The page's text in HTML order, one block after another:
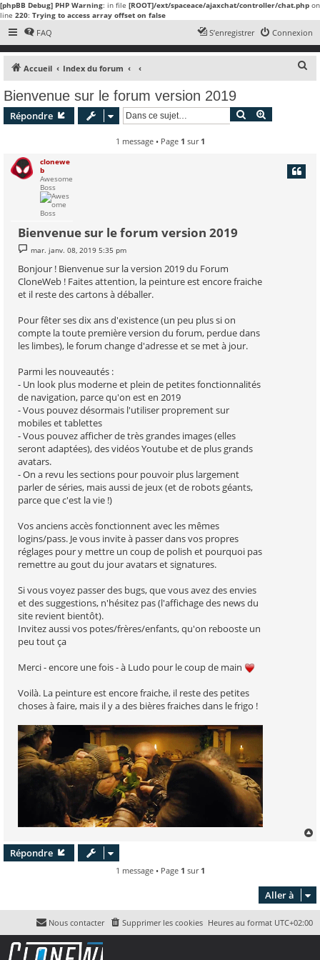
[phpBB Debug] PHP Warning: in file [ROOT]/ext/spaceace/ajaxchat/controller/chat.php on
line 220: Trying to access array offset on false
FAQ Connexion
S’enregistrer
Accueil Index du forum
Bienvenue sur le forum version 2019
Répondre Rechercher
1 message • Page 1 sur 1
clonewe
b
Awesome
Boss
Bienvenue sur le forum version 2019
M
e
s
a
g
e
mar. janv. 08, 2019 5:35 pm
Bonjour ! Bienvenue sur la version 2019 du Forum
CloneWeb ! Faites attention, la peinture est encore fraiche
et il reste des cartons à déballer.
Pour fêter ses dix ans d'existence (un peu plus si on
compte la toute première version du forum, perdue dans
les limbes), le forum change d'adresse et se met à jour.
Parmi les nouveautés :
- Un look plus moderne et plein de petites fonctionnalités
de navigation, parce qu'on est en 2019
- Vous pouvez désormais l'utiliser proprement sur
mobiles et tablettes
- Vous pouvez afficher de très grandes images (elles
seront adaptées), des vidéos Youtube et de plus grands
avatars.
- On a revu les sections pour pouvoir plus largement
parler de séries, mais aussi de jeux (et de robots géants,
parce que c'est la vie !)
Vos anciens accès fonctionnent avec les mêmes
logins/pass. Je vous invite à passer dans vos propres
réglages pour y mettre un coup de polish et pourquoi pas
remettre au gout du jour avatars et signatures.
Si vous voyez passer des bugs, que vous avez des envies
et des suggestions, n'hésitez pas (l'affichage des news du
site revient bientôt).
Invitez aussi vos potes/frères/enfants, qu'on rebooste un
peu tout ça
Merci - encore une fois - à Ludo pour le coup de main
Voilà. La peinture est encore fraiche, il reste des petites
choses à faire, mais il y a des bières fraiches dans le frigo !
Répondre
1 message • Page 1 sur 1
Aller à
Heures au format UTC+02:00
Supprimer les cookies
Nous contacter